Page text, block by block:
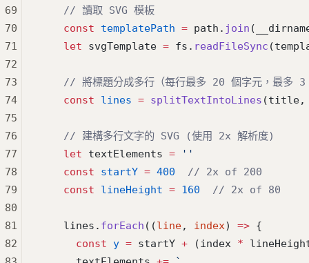
    // 讀取 SVG 模板
    const
templatePath = path. join
    let
svgTemplate = fs. readFileSync
// 將標題分成多行（每行最多 20 個字元，最多 3
    const
lines = splitTextIntoLines
    // 建構多行文字的 SVG (使用 2x 解析度)
    let
textElements = ''
    const
startY = 400
  // 2x of 200
    const
lineHeight = 160
  // 2x of 80
    lines.
forEach ((line, index) => {
      const
y = startY + (index *
69
70
71
72
73
74
75
76
77
78
79
80
81
82